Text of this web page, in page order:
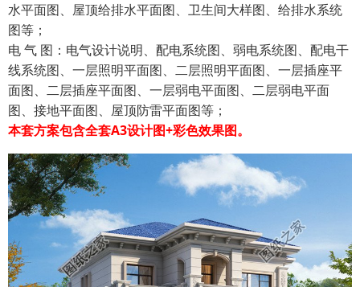
水平面图、屋顶给排水平面图、卫生间大样图、给排水系统
图等；
电 气 图：电气设计说明、配电系统图、弱电系统图、配电干
线系统图、一层照明平面图、二层照明平面图、一层插座平
面图、二层插座平面图、一层弱电平面图、二层弱电平面
图、接地平面图、屋顶防雷平面图等；
本套方案包含全套A3设计图+彩色效果图。